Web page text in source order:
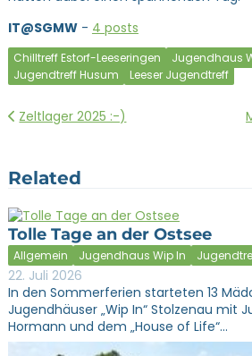
IT@SGMW- 4 posts
Chilltreff Estorf-Leeseringen
Jugendhaus
Jugendtreff Husum
Leeser Jugendtreff
Beitragsnavigation
Zeltlager 2025 :-)
Related
Tolle Tage an der Ostsee
Allgemein Jugendhaus Wip In
22. Juli 2026
In den Sommerferien starteten 13
Jugendhäuser „Wip In“ Stolzenau mit
Hormann und dem „House of Life“…